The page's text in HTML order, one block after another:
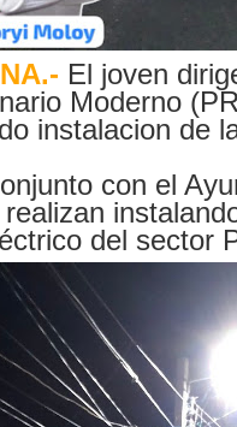
El joven
Moderno
instalacion de
con el
del sector